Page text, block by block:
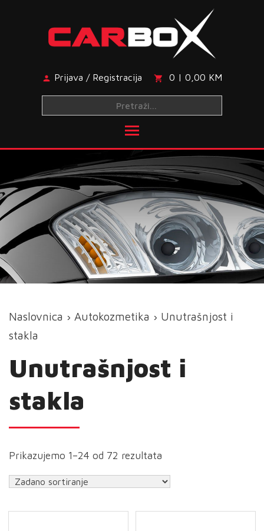
Prijava / Registracija 0 | 0,00 KM
Naslovnica › Autokozmetika › Unutrašnjost i
stakla
Unutrašnjost i
stakla
Prikazujemo 1–24 od 72 rezultata